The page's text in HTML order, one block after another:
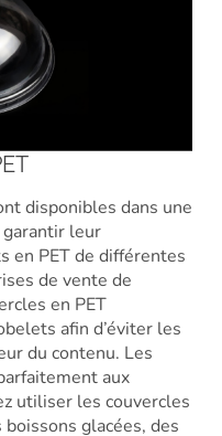
disponibles dans une
leur
en PET de différentes
de vente de
en PET
afin d’éviter les
du contenu. Les
aux
utiliser les couvercles
glacées, des